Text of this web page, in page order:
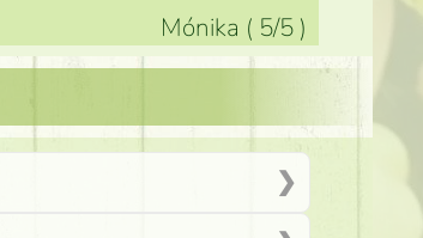
Mónika ( 5/5 )